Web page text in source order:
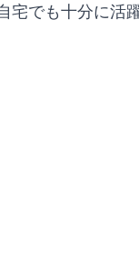
でも十分に活